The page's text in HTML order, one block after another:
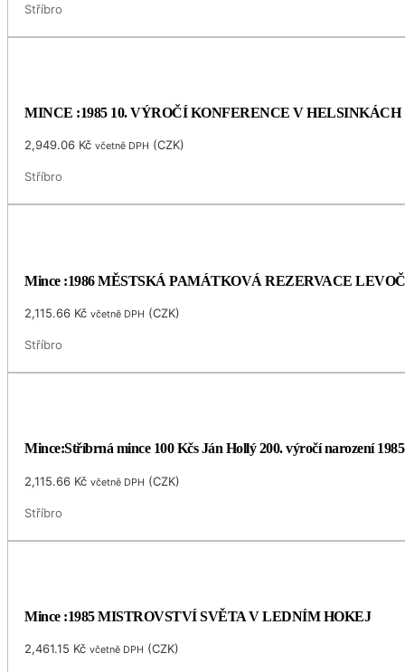
Stříbro
MINCE :1985 10. VÝROČÍ KONFERENCE V HELSINKÁCH
2,949.06 Kč včetně DPH (CZK)
Stříbro
Mince :1986 MĚSTSKÁ PAMÁTKOVÁ REZERVACE
2,115.66 Kč včetně DPH (CZK)
Stříbro
Mince:Stříbrná mince 100 Kčs Ján Hollý 200. výročí narození 1985
2,115.66 Kč včetně DPH (CZK)
Stříbro
Mince :1985 MISTROVSTVÍ SVĚTA V LEDNÍM HOKEJ
2,461.15 Kč včetně DPH (CZK)